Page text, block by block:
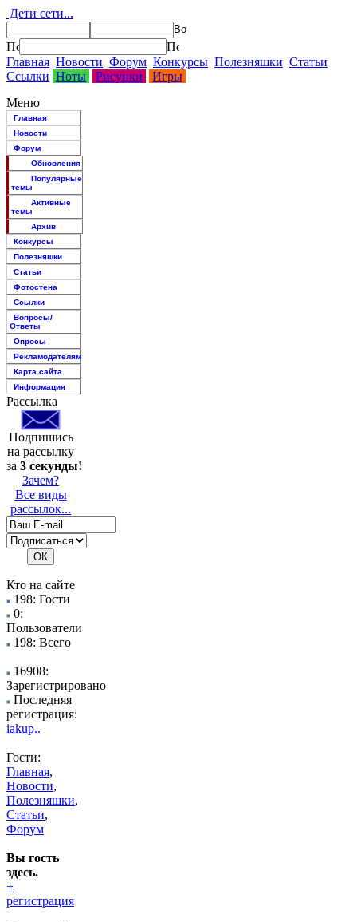
Дети сети...
Главная Новости Форум Конкурсы Полезняшки Статьи
Ссылки Ноты Рисунки
Игры
Меню
Главная
Новости
Форум
Обновления
Популярные
темы
Активные
темы
Архив
Конкурсы
Полезняшки
Статьи
Фотостена
Ссылки
Вопросы/
Ответы
Опросы
Рекламодателям
Карта сайта
Информация
Рассылка
Подпишись
на рассылку
за 3 секунды!
Зачем?
Все виды
рассылок...
Кто на сайте
198: Гости
0:
Пользователи
198: Всего
16908:
Зарегистрировано
Последняя
регистрация:
iakup..
Гости:
Главная,
Новости,
Полезняшки,
Статьи,
Форум
Вы гость
здесь.
+
регистрация